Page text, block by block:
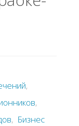
,
,
, Бизнес